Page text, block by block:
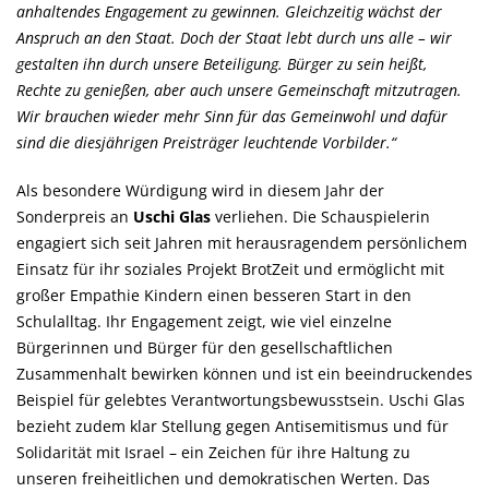
anhaltendes Engagement zu gewinnen. Gleichzeitig wächst der
Anspruch an den Staat. Doch der Staat lebt durch uns alle – wir
gestalten ihn durch unsere Beteiligung. Bürger zu sein heißt,
Rechte zu genießen, aber auch unsere Gemeinschaft mitzutragen.
Wir brauchen wieder mehr Sinn für das Gemeinwohl und dafür
sind die diesjährigen Preisträger leuchtende Vorbilder.“
Als besondere Würdigung wird in diesem Jahr der
Sonderpreis an Uschi Glas verliehen. Die Schauspielerin
engagiert sich seit Jahren mit herausragendem persönlichem
Einsatz für ihr soziales Projekt BrotZeit und ermöglicht mit
großer Empathie Kindern einen besseren Start in den
Schulalltag. Ihr Engagement zeigt, wie viel einzelne
Bürgerinnen und Bürger für den gesellschaftlichen
Zusammenhalt bewirken können und ist ein beeindruckendes
Beispiel für gelebtes Verantwortungsbewusstsein. Uschi Glas
bezieht zudem klar Stellung gegen Antisemitismus und für
Solidarität mit Israel – ein Zeichen für ihre Haltung zu
unseren freiheitlichen und demokratischen Werten. Das